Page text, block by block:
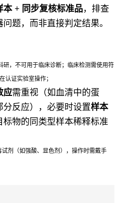
本 + 同步复核标准品，排查
题，而非直接判定结果。
研，不可用于临床诊断；临床检测需使用符
认证实验室操作；
应需重视（如血清中的蛋
分反应），必要时设置样本
标物的同类型样本稀释标准
剂（如强酸、显色剂），操作时需戴手